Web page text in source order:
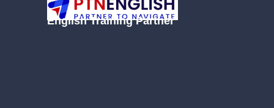
English Training Partner